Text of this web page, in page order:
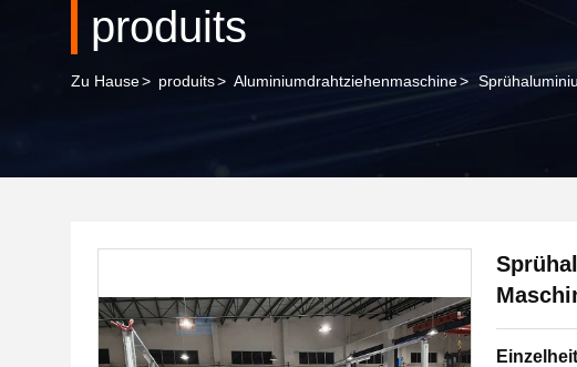
produits
Zu Hause> produits> Aluminiumdrahtziehenmaschine>